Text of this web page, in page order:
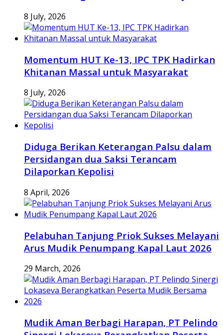
8 July, 2026
Momentum HUT Ke-13, IPC TPK Hadirkan
Khitanan Massal untuk Masyarakat
8 July, 2026
Diduga Berikan Keterangan Palsu dalam
Persidangan dua Saksi Terancam
Dilaporkan Kepolisi
8 April, 2026
Pelabuhan Tanjung Priok Sukses Melayani
Arus Mudik Penumpang Kapal Laut 2026
29 March, 2026
Mudik Aman Berbagi Harapan, PT Pelindo